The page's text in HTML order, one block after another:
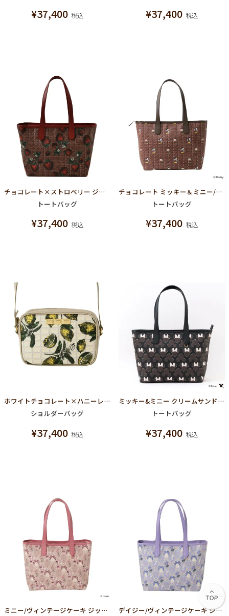
¥37,400 税込 ¥37,400 税込
チョコレート×ストロベリー ジップトートバッグ
トートバッグ
¥37,400 税込
チョコレート ミッキー＆ミニー/ジップトートバッグ【ディズニー アクセサリー】
トートバッグ
¥37,400 税込
ホワイトチョコレート×ハニーレモン ミニクロスボディーバッグ
ショルダーバッグ
¥37,400 税込
ミッキー&ミニー クリームサンド ココアクッキー ジップ トートバッグ
トートバッグ
¥37,400 税込
ミニー/ヴィンテージケーキ ジップトートバッグ【ディズニー アクセサリー】 デイジー/ヴィンテージケーキ ジップトートバッグ【ディズニー アクセサリー】